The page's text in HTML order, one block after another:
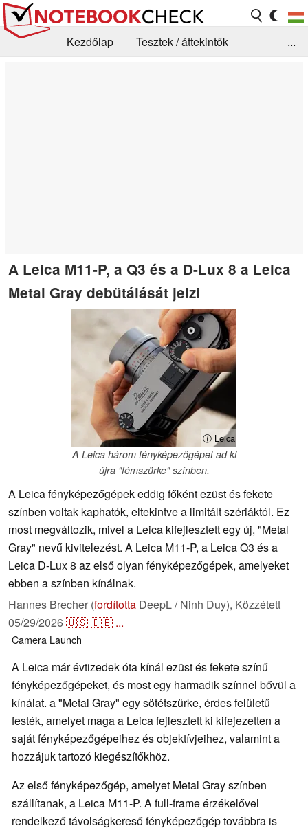
Kezdőlap
Tesztek / áttekintők
...
A Leica M11-P, a Q3 és a D-Lux 8 a Leica
Metal Gray debütálását jelzi
ⓘ Leica
A Leica három fényképezőgépet ad ki
újra "fémszürke" színben.
A Leica fényképezőgépek eddig főként ezüst és fekete
színben voltak kaphatók, eltekintve a limitált szériáktól. Ez
most megváltozik, mivel a Leica kifejlesztett egy új, "Metal
Gray" nevű kivitelezést. A Leica M11-P, a Leica Q3 és a
Leica D-Lux 8 az első olyan fényképezőgépek, amelyeket
ebben a színben kínálnak.
Hannes Brecher (fordította DeepL / Ninh Duy), Közzétett
05/29/2026🇺🇸🇩🇪 ...
Camera Launch
A Leica már évtizedek óta kínál ezüst és fekete színű
fényképezőgépeket, és most egy harmadik színnel bővül a
kínálat. a "Metal Gray" egy sötétszürke, érdes felületű
festék, amelyet maga a Leica fejlesztett ki kifejezetten a
saját fényképezőgépeihez és objektívjeihez, valamint a
hozzájuk tartozó kiegészítőkhöz.
Az első fényképezőgép, amelyet Metal Gray színben
szállítanak, a Leica M11-P. A full-frame érzékelővel
rendelkező távolságkereső fényképezőgép továbbra is